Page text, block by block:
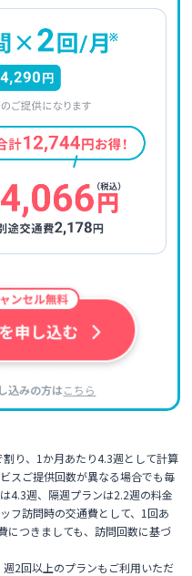
込みの方はこちら
り、1か月あたり4.3週として計算
スご提供回数が異なる場合でも毎
4.3週、隔週プランは2.2週の料金
フ訪問時の交通費として、1回あ
につきましても、訪問回数に基づ
2回以上のプランもご利用いただ